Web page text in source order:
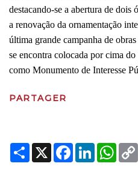
destacando-se a abertura de
a renovação da ornamentação
última grande campanha de
se encontra colocada por cima
como Monumento de Interesse
PARTAGER
Share
X Facebook
LinkedIn